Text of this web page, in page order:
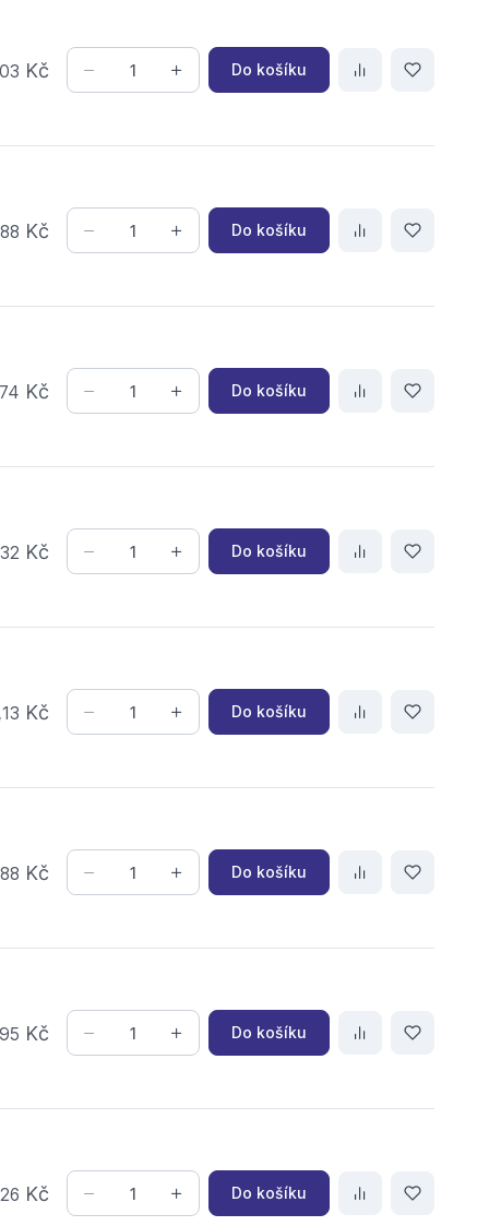
03 Kč Do košíku
88 Kč Do košíku
74 Kč Do košíku
32 Kč Do košíku
13 Kč Do košíku
88 Kč Do košíku
95 Kč Do košíku
26 Kč Do košíku